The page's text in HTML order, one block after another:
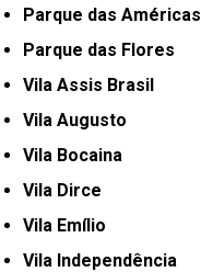
Parque das Américas
Parque das Flores
Vila Assis Brasil
Vila Augusto
Vila Bocaina
Vila Dirce
Vila Emílio
Vila Independência